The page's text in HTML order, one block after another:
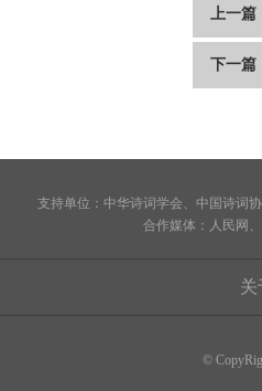
上一篇
下一篇
支持单位：中华诗词学会、中国诗词
合作媒体：人民网
关
©